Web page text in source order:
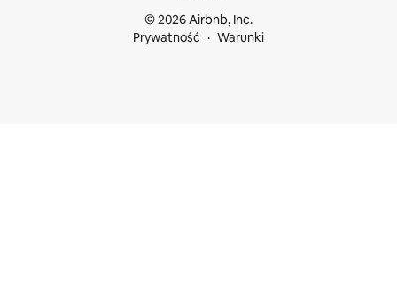
© 2026 Airbnb, Inc.
Prywatność
Warunki